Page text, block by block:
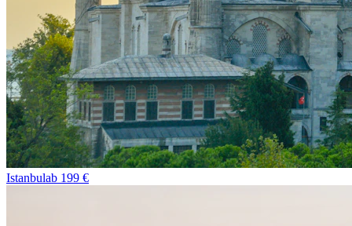
Istanbulab 199 €